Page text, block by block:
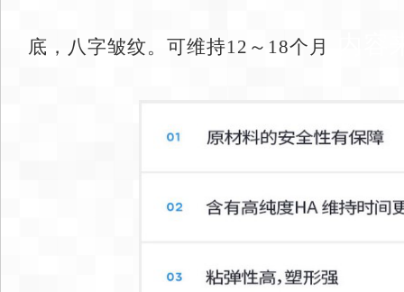
底，八字皱纹。可维持12～18个月